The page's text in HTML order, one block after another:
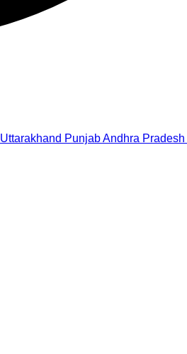
Uttarakhand PunjabAndhra Pradesh